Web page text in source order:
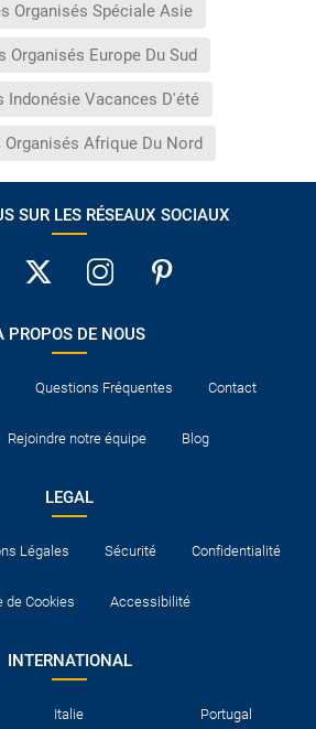
Organisés Spéciale Asie
Organisés Europe Du Sud
Indonésie Vacances D'été
Organisés Afrique Du Nord
SUR LES RÉSEAUX SOCIAUX
PROPOS DE NOUS
Questions Fréquentes Contact
Rejoindre notre équipe Blog
LEGAL
Légales Sécurité Confidentialité
de Cookies Accessibilité
INTERNATIONAL
Italie Portugal